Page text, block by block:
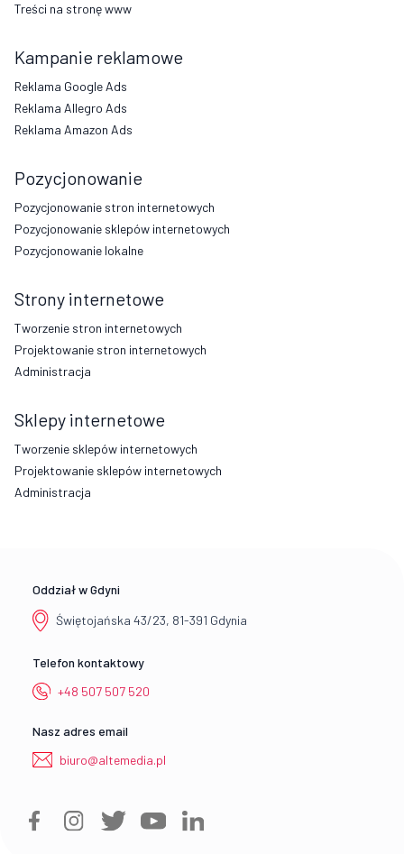
Treści na stronę www
Kampanie reklamowe
Reklama Google Ads
Reklama Allegro Ads
Reklama Amazon Ads
Pozycjonowanie
Pozycjonowanie stron internetowych
Pozycjonowanie sklepów internetowych
Pozycjonowanie lokalne
Strony internetowe
Tworzenie stron internetowych
Projektowanie stron internetowych
Administracja
Sklepy internetowe
Tworzenie sklepów internetowych
Projektowanie sklepów internetowych
Administracja
Oddział w Gdyni
Świętojańska 43/23, 81-391 Gdynia
Telefon kontaktowy
+48 507 507 520
Nasz adres email
biuro@altemedia.pl